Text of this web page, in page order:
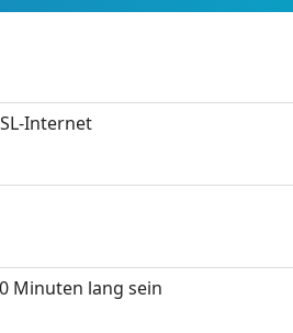
Internet
Minuten lang sein